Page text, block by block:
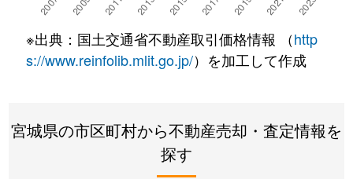
※出典：国土交通省不動産取引価格情報 （http
s://www.reinfolib.mlit.go.jp/）を加工して作成
宮城県の市区町村から不動産売却・査定情報を
探す